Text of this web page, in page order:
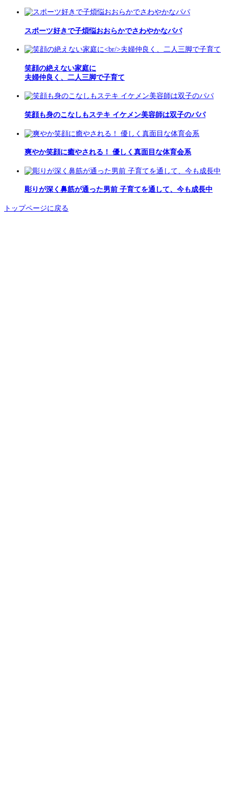
スポーツ好きで子煩悩おおらかでさわやかなパパ
笑顔の絶えない家庭に
夫婦仲良く、二人三脚で子育て
笑顔も身のこなしもステキ イケメン美容師は双子のパパ
爽やか笑顔に癒やされる！ 優しく真面目な体育会系
彫りが深く鼻筋が通った男前 子育てを通して、今も成長中
トップページに戻る